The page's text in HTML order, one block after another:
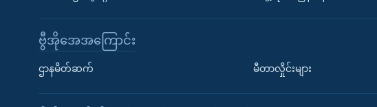
ဗွီအိုအေအကြောင်း
ဌာနမိတ်ဆက် မီတာလှိုင်းများ